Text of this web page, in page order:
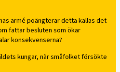
armé poängterar detta kallas det
fattar besluten som ökar
konsekvenserna?
kungar, när småfolket försökte